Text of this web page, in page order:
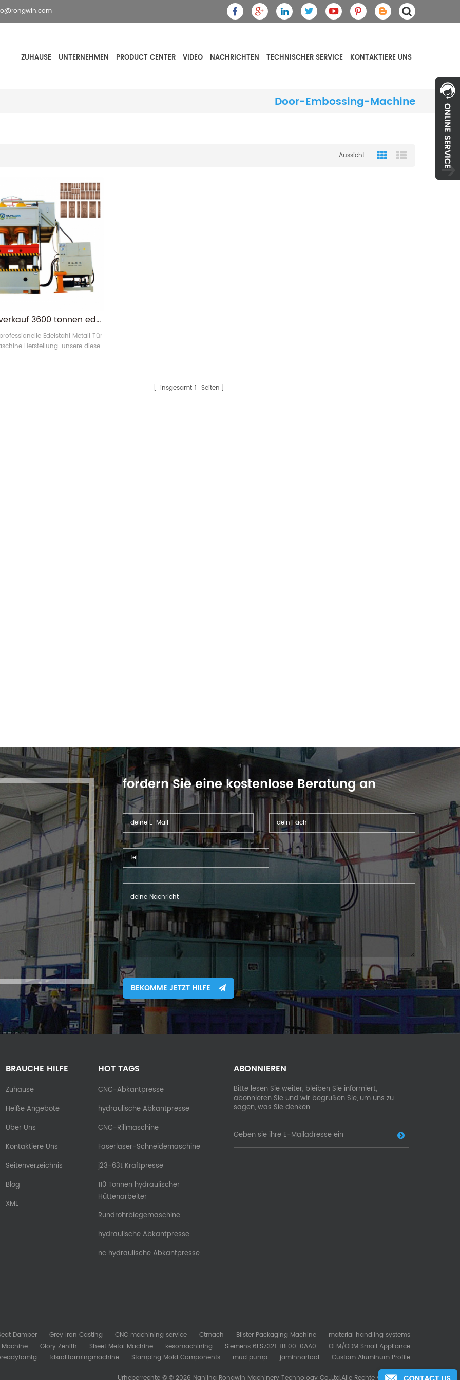
ZUHAUSE UNTERNEHMEN PRODUCT CENTER VIDEO NACHRICHTEN TECHNISCHER SERVICE KONTAKTIERE UNS
Door-Embossing-Machine
Aussicht : Grid View
heißer verkauf 3600 tonnen edelstahl metall tür präge maschine herstellung
Edelstahl Metall Tür
Herstellung. unsere diese
insgesamt 1 Seiten
fordern Sie eine kostenlose Beratung an
BEKOMME JETZT HILFE
BRAUCHE HILFE
Zuhause
Heiße Angebote
Über Uns
Kontaktiere Uns
Seitenverzeichnis
Blog
XML
HOT TAGS
CNC-Abkantpresse
hydraulische Abkantpresse
CNC-Rillmaschine
Faserlaser-Schneidemaschine
j23-63t Kraftpresse
110 Tonnen hydraulischer
Hüttenarbeiter
Rundrohrbiegemaschine
hydraulische Abkantpresse
nc hydraulische Abkantpresse
ABONNIEREN
Bitte lesen Sie weiter, bleiben Sie informiert,
abonnieren Sie und wir begrüßen Sie, um uns zu
sagen, was Sie denken.
Damper Grey Iron Casting CNC machining service Ctmach Blister Packaging Machine
material handling systems
Machine Glory Zenith Sheet Metal Machine kesomachining Siemens 6ES7321-1BL00-0AA0
OEM/ODM Small Appliance
fdsrollformingmachine Stamping Mold Components mud pump jaminnartool Custom Aluminum Profile